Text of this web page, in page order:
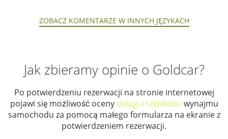
ZOBACZ KOMENTARZE W INNYCH JĘZYKACH
Jak zbieramy opinie o Goldcar?
Po potwierdzeniu rezerwacji na stronie internetowej
pojawi się możliwość oceny usługi i szybkości wynajmu
samochodu za pomocą małego formularza na ekranie z
potwierdzeniem rezerwacji.